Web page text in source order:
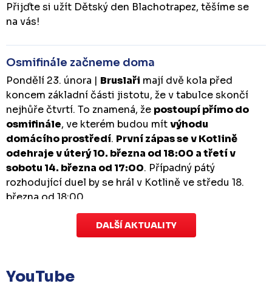
Přijďte si užít Dětský den Blachotrapez, těšíme se
na vás!
Osmifinále začneme doma
Pondělí 23. února | Bruslaři mají dvě kola před
koncem základní části jistotu, že v tabulce skončí
nejhůře čtvrtí. To znamená, že postoupí přímo do
osmifinále, ve kterém budou mítvýhodu
domácího prostředí. První zápas se v Kotlině
odehraje v úterý 10. března od 18:00 a třetí v
sobotu 14. března od 17:00. Případný pátý
rozhodující duel by se hrál v Kotlině ve středu 18.
března od 18:00.
Zápas dorostu je odložen
které se mělo odehrát v pátek 30. ledna ve 14:15,
odloženo!Odehraje se v náhradním termínu, o
DALŠÍ AKTUALITY
YouTube